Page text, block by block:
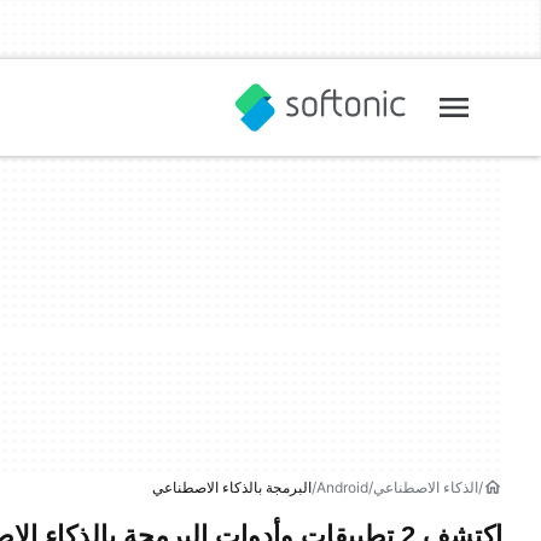
الذكاء الاصطناعي Android البرمجة بالذكاء الاصطناعي